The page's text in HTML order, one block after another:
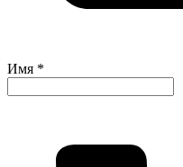
Имя *